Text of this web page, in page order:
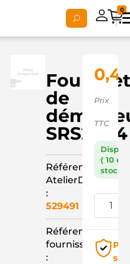
0
de
SRS2004
Référence
AtelierD
:
529491
Référence
fournisseur
:
Prix
TTC
( 10 en
stock )